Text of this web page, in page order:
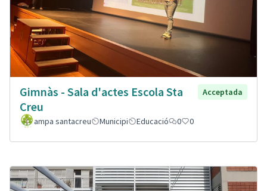
Gimnàs - Sala d'actes Escola Sta
Creu
Acceptada
ampa santacreu Municipi Educació 0 0